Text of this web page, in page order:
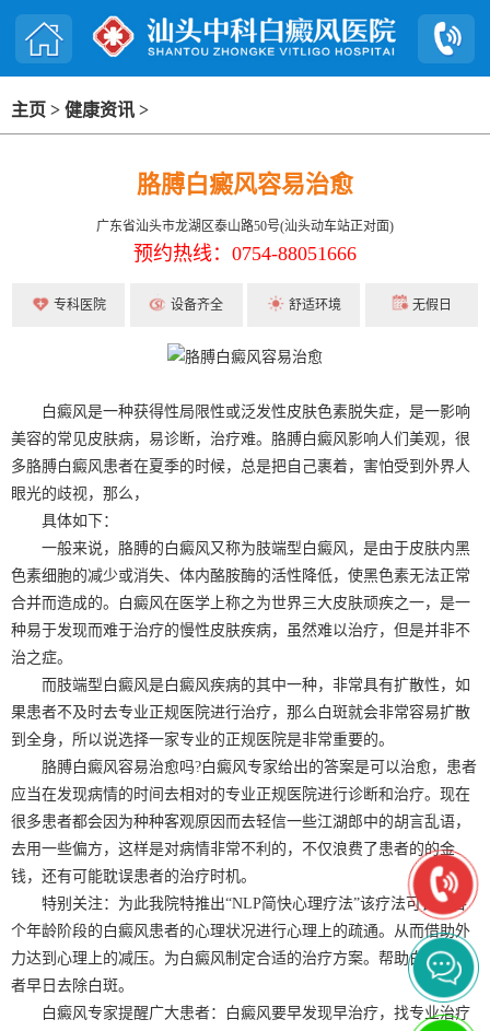
主页 > 健康资讯 >
胳膊白癜风容易治愈
广东省汕头市龙湖区泰山路50号(汕头动车站正对面)
预约热线：0754-88051666
专科医院 设备齐全 舒适环境 无假日
白癜风是一种获得性局限性或泛发性皮肤色素脱失症，是一影响
美容的常见皮肤病，易诊断，治疗难。胳膊白癜风影响人们美观，很
多胳膊白癜风患者在夏季的时候，总是把自己裹着，害怕受到外界人
眼光的歧视，那么，
具体如下：
一般来说，胳膊的白癜风又称为肢端型白癜风，是由于皮肤内黑
色素细胞的减少或消失、体内酪胺酶的活性降低，使黑色素无法正常
合并而造成的。白癜风在医学上称之为世界三大皮肤顽疾之一，是一
种易于发现而难于治疗的慢性皮肤疾病，虽然难以治疗，但是并非不
治之症。
而肢端型白癜风是白癜风疾病的其中一种，非常具有扩散性，如
果患者不及时去专业正规医院进行治疗，那么白斑就会非常容易扩散
到全身，所以说选择一家专业的正规医院是非常重要的。
胳膊白癜风容易治愈吗?白癜风专家给出的答案是可以治愈，患者
应当在发现病情的时间去相对的专业正规医院进行诊断和治疗。现在
很多患者都会因为种种客观原因而去轻信一些江湖郎中的胡言乱语，
去用一些偏方，这样是对病情非常不利的，不仅浪费了患者的的金
钱，还有可能耽误患者的治疗时机。
特别关注：为此我院特推出“NLP简快心理疗法”该疗法可针对各
个年龄阶段的白癜风患者的心理状况进行心理上的疏通。从而借助外
力达到心理上的减压。为白癜风制定合适的治疗方案。帮助白癜风患
者早日去除白斑。
白癜风专家提醒广大患者：白癜风要早发现早治疗，找专业治疗